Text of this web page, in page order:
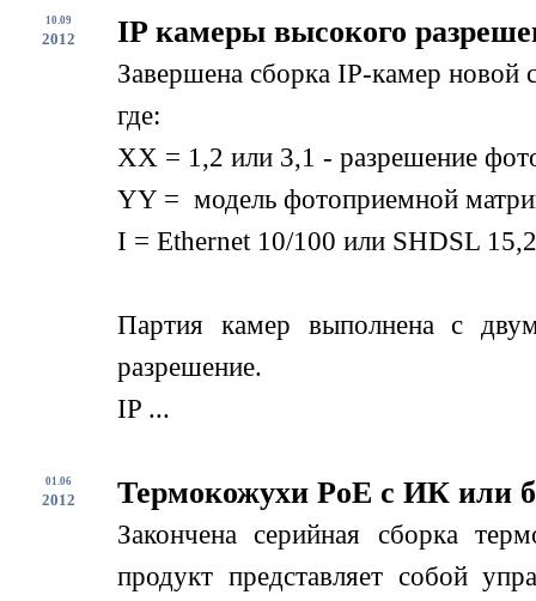
10.09
2012 IP камеры высокого
Завершена сборка IP-камер
где:
XX = 1,2 или 3,1 - разрешение
YY = модель фотоприемной
I = Ethernet 10/100 или SHDSL
Партия камер выполнена с
разрешение.
IP ...
01.06
2012 Термокожухи PoE с ИК или
Закончена серийная сборка
продукт представляет собой